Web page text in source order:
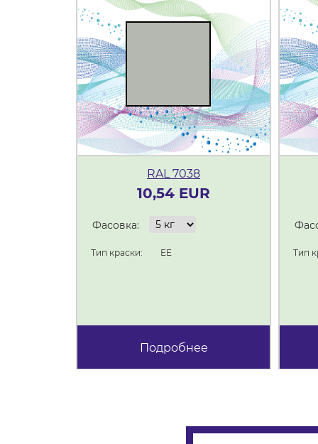
RAL 7038
10,54 EUR
Фасовка:
Тип краски: EE
Подробнее
Тип